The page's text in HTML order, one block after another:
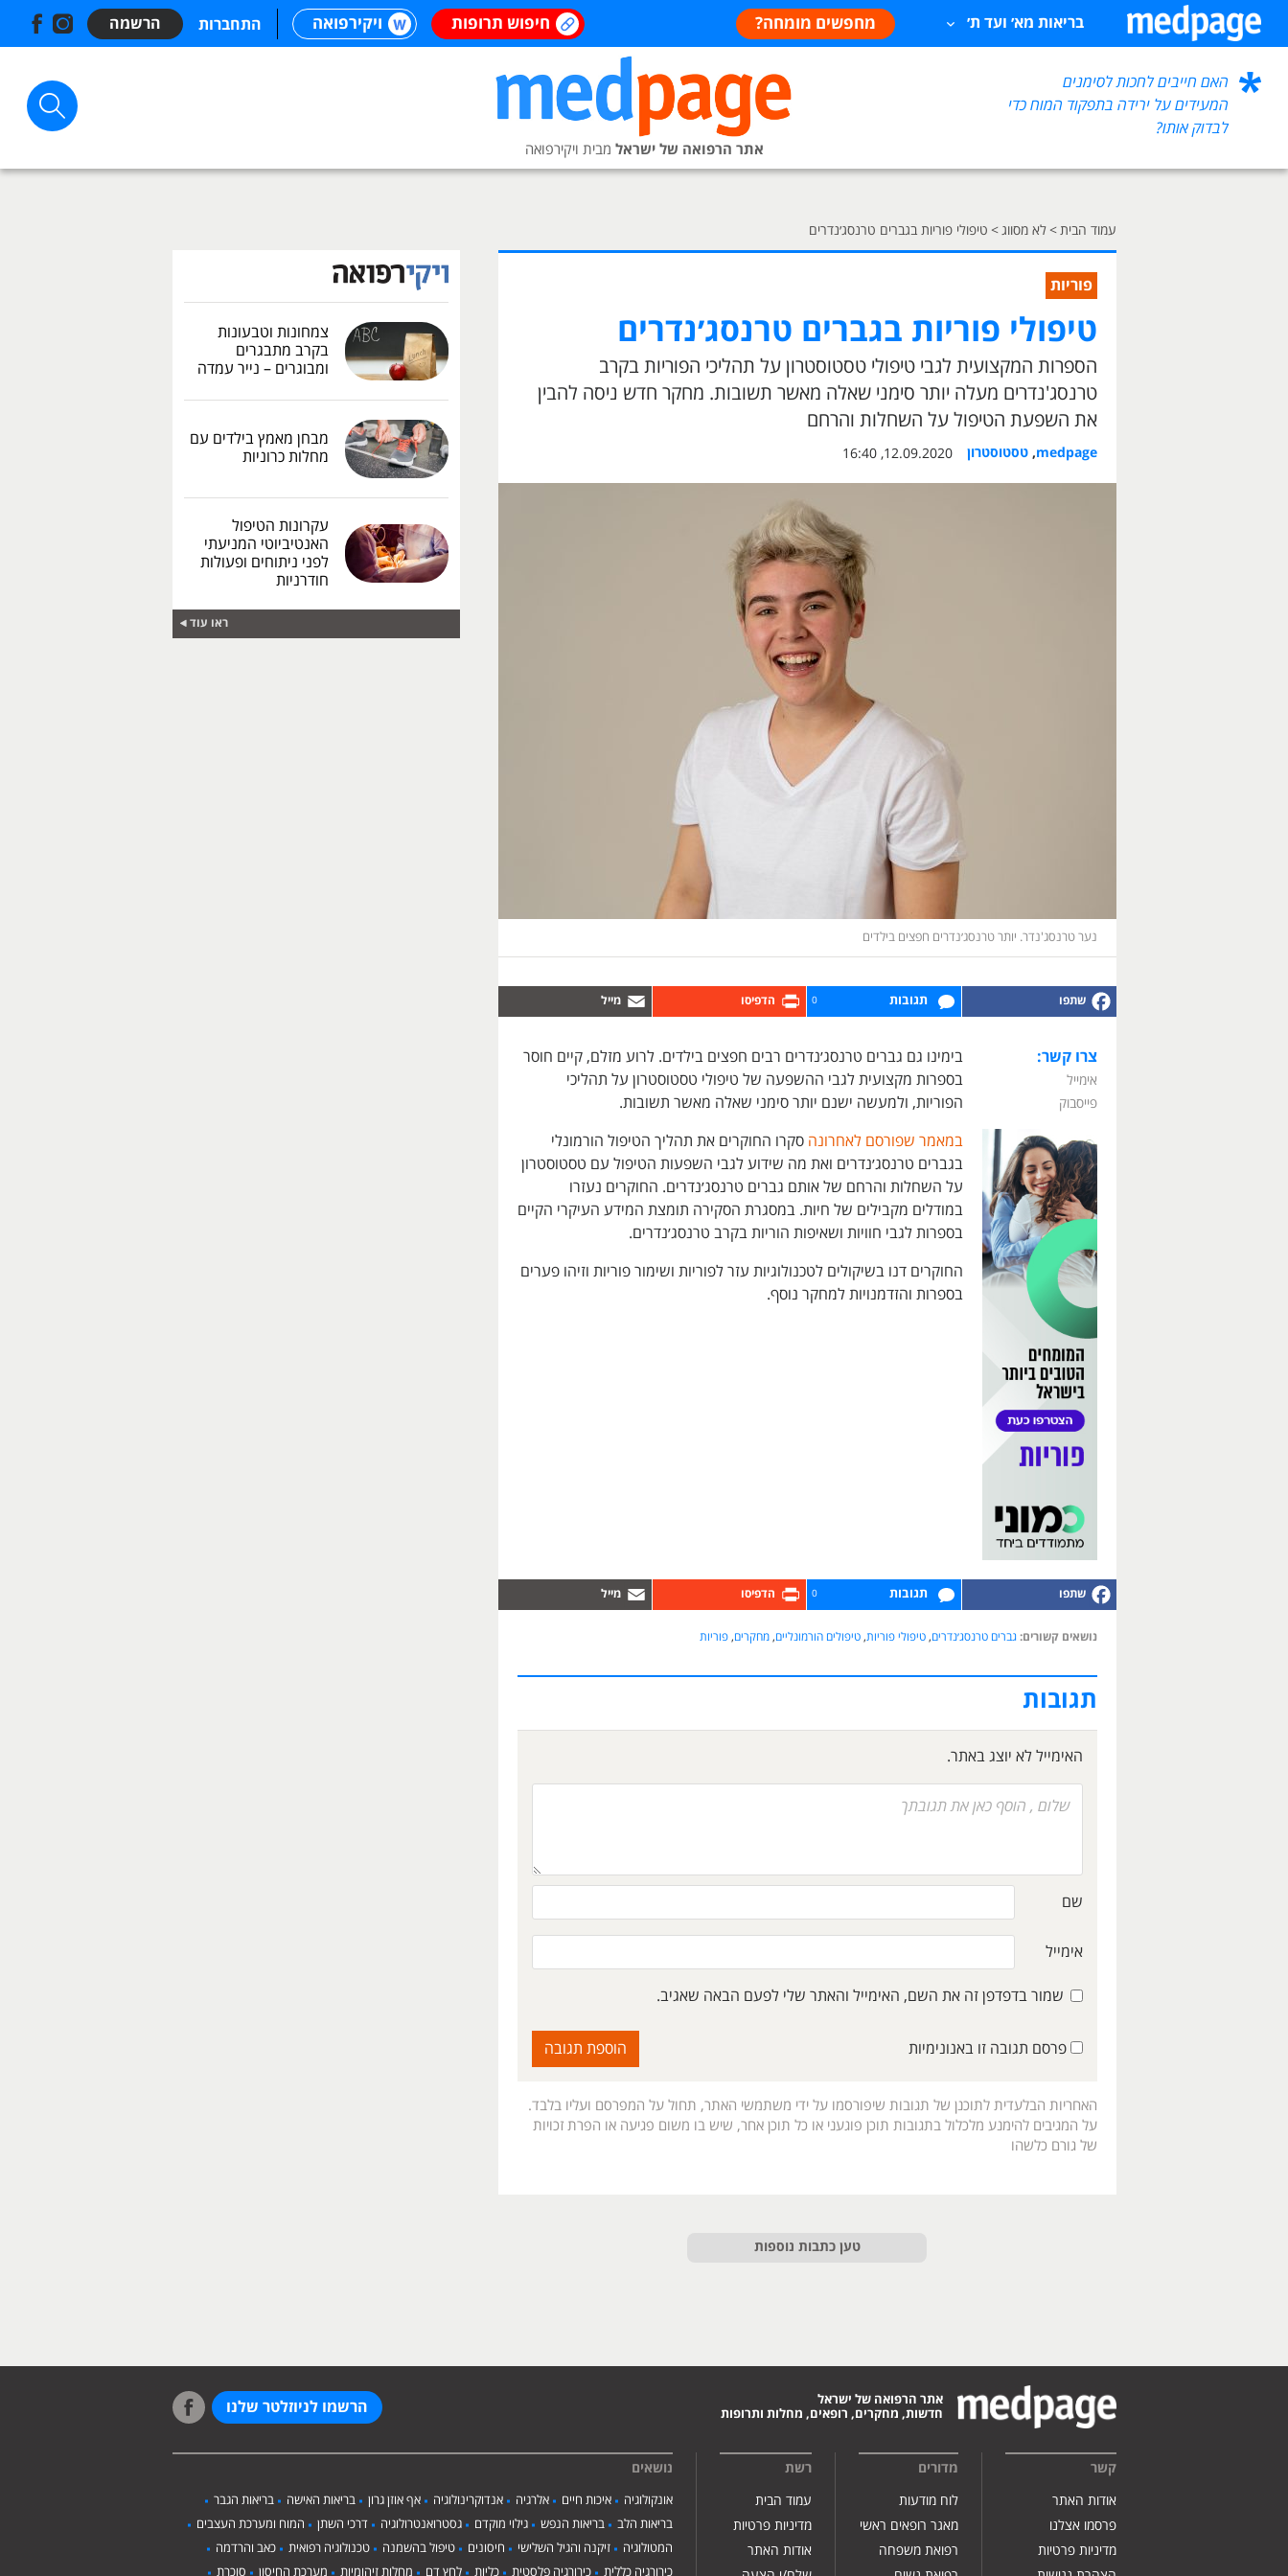
בריאות מא׳ ועד ת׳ מחפשים מומחה? חיפוש תרופות ויקירפואה התחברות הרשמה
האם חייבים לחכות לסימנים
המעידים על ירידה בתפקוד המוח כדי
לבדוק אותו?
אתר הרפואה של ישראל מבית ויקירפואה
עמוד הבית > לא מסווג > טיפולי פוריות בגברים טרנסג׳נדרים
פוריות
טיפולי פוריות בגברים טרנסג׳נדרים
הספרות המקצועית לגבי טיפולי טסטוסטרון על תהליכי הפוריות בקרב
טרנסג'נדרים מעלה יותר סימני שאלה מאשר תשובות. מחקר חדש ניסה להבין
את השפעת הטיפול על השחלות והרחם
medpage
,טסטוסטרון 12.09.2020, 16:40
נער טרנסג'נדר. יותר טרנסג׳נדרים חפצים בילדים
תגובות 0
צרו קשר:
אימייל
פייסבוק
בימינו גם גברים טרנסג׳נדרים רבים חפצים בילדים. לרוע מזלם, קיים חוסר
בספרות מקצועית לגבי ההשפעה של טיפולי טסטוסטרון על תהליכי
הפוריות, ולמעשה ישנם יותר סימני שאלה מאשר תשובות.
במאמר שפורסם לאחרונה סקרו החוקרים את תהליך הטיפול הורמונלי
בגברים טרנסג׳נדרים ואת מה שידוע לגבי השפעות הטיפול עם טסטוסטרון
על השחלות והרחם של אותם גברים טרנסג׳נדרים. החוקרים נעזרו
במודלים מקבילים של חיות. במסגרת הסקירה תומצת המידע העיקרי הקיים
בספרות לגבי חוויות ושאיפות הוריות בקרב טרנסג׳נדרים.
החוקרים דנו בשיקולים לטכנולוגיות עזר לפוריות ושימור פוריות וזיהו פערים
בספרות והזדמנויות למחקר נוסף.
תגובות 0
נושאים קשורים: גברים טרנסג׳נדרים,טיפולי פוריות,טיפולים הורמונליים,מחקרים,פוריות
תגובות
האימייל לא יוצג באתר.
שם
אימייל
שמור בדפדפן זה את השם, האימייל והאתר שלי לפעם הבאה שאגיב.
פרסם תגובה זו באנונימיות
האחריות הבלעדית לתוכנן של תגובות שיפורסמו על ידי משתמשי האתר, תחול על המפרסם ועליו בלבד.
על המגיבים להימנע מלכלול בתגובות תוכן פוגעני או כל תוכן אחר, שיש בו משום פגיעה או הפרת זכויות
של גורם כלשהו
טען כתבות נוספות
צמחונות וטבעונות
בקרב מתבגרים
ומבוגרים – נייר עמדה
מבחן מאמץ בילדים עם
מחלות כרוניות
עקרונות הטיפול
האנטיביוטי המניעתי
לפני ניתוחים ופעולות
חודרניות
ראו עוד
אתר הרפואה של ישראל
חדשות, מחקרים, רופאים, מחלות ותרופות
הרשמו לניוזלטר שלנו
קשר
אודות האתר
פרסמו אצלנו
מדיניות פרטיות
מדורים
לוח מודעות
מאגר רופאים ראשי
רפואת משפחה
רשת
עמוד הבית
מדיניות פרטיות
אודות האתר
נושאים
אונקולוגיה איכות חיים אלרגיה אנדוקרינולוגיה אף אוזן גרון בריאות האישה
בריאות הגבר
בריאות הלב
בריאות הנפש גילוי מוקדם גסטרואנטרולוגיה דרכי השתן
המוח ומערכת העצבים
המטולוגיה
זיקנה והגיל השלישי חיסונים טיפול בהשמנה טכנולוגיה רפואית
כאב והרדמה
כירורגיה כללית
כירורגיה פלסטית כליות לחץ דם מחלות זיהומיות מערכת החיסון סוכרת